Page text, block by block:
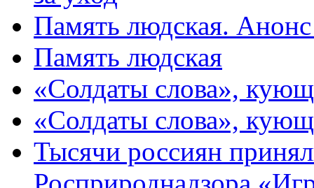
Память людская.
Память людская
«Солдаты слова»,
«Солдаты слова»,
Тысячи россиян